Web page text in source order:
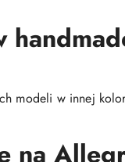
modeli w innej
na